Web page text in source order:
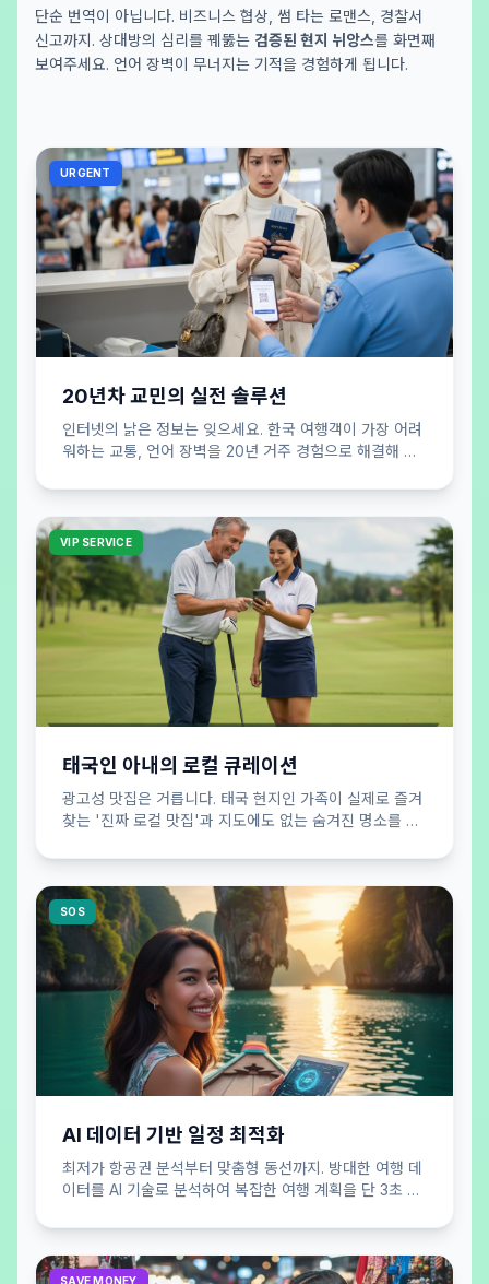
단순 번역이 아닙니다. 비즈니스 협상, 썸 타는 로맨스, 경찰서
신고까지. 상대방의 심리를 꿰뚫는 검증된 현지 뉘앙스를 화면째
보여주세요. 언어 장벽이 무너지는 기적을 경험하게 됩니다.
URGENT
20년차 교민의 실전 솔루션
인터넷의 낡은 정보는 잊으세요. 한국 여행객이 가장 어려
워하는 교통, 언어 장벽을 20년 거주 경험으로 해결해 드
VIP SERVICE
태국인 아내의 로컬 큐레이션
광고성 맛집은 거릅니다. 태국 현지인 가족이 실제로 즐겨
찾는 '진짜 로컬 맛집'과 지도에도 없는 숨겨진 명소를 큐
SOS
AI 데이터 기반 일정 최적화
최저가 항공권 분석부터 맞춤형 동선까지. 방대한 여행 데
이터를 AI 기술로 분석하여 복잡한 여행 계획을 단 3초 만
SAVE MONEY